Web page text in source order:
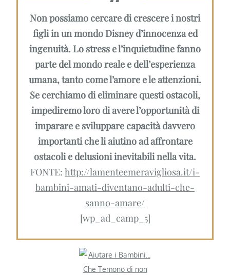
Non possiamo cercare di crescere i nostri
figli in un mondo Disney d’innocenza ed
ingenuità. Lo stress e l’inquietudine fanno
parte del mondo reale e dell’esperienza
umana, tanto come l’amore e le attenzioni.
Se cerchiamo di eliminare questi ostacoli,
impediremo loro di avere l’opportunità di
imparare e sviluppare capacità davvero
importanti che li aiutino ad affrontare
ostacoli e delusioni inevitabili nella vita.
FONTE: http://lamenteemeravigliosa.it/i-
bambini-amati-diventano-adulti-che-
sanno-amare/
[wp_ad_camp_5]